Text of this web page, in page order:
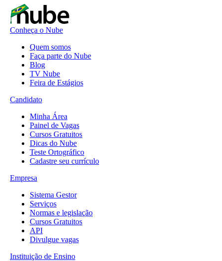
Conheça o Nube
Quem somos
Faça parte do Nube
Blog
TV Nube
Feira de Estágios
Candidato
Minha Área
Painel de Vagas
Cursos Gratuitos
Dicas do Nube
Teste Ortográfico
Cadastre seu currículo
Empresa
Sistema Gestor
Serviços
Normas e legislação
Cursos Gratuitos
API
Divulgue vagas
Instituição de Ensino